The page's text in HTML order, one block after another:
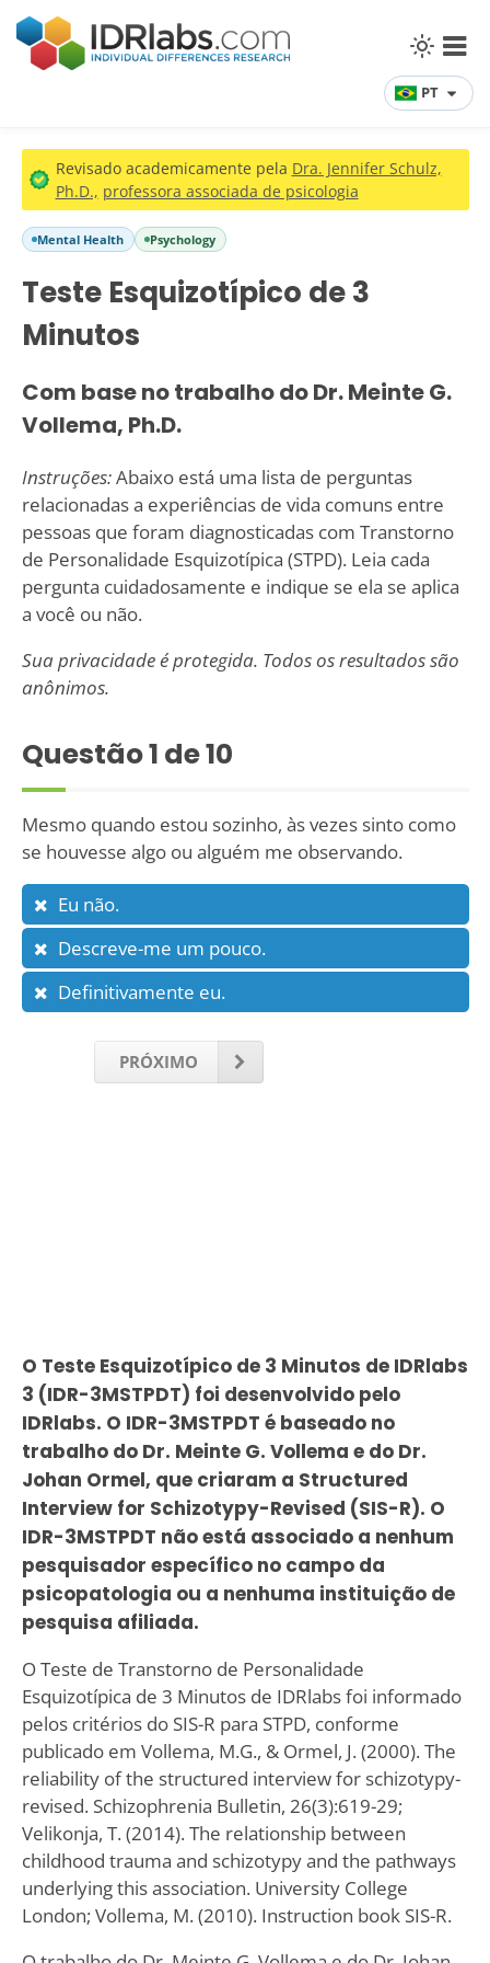
PT
Revisado academicamente pela Dra. Jennifer Schulz,
Ph.D., professora associada de psicologia
Mental Health Psychology
Teste Esquizotípico de 3
Minutos
Com base no trabalho do Dr. Meinte G.
Vollema, Ph.D.
Instruções:Abaixo está uma lista de perguntas
relacionadas a experiências de vida comuns entre
pessoas que foram diagnosticadas com Transtorno
de Personalidade Esquizotípica (STPD). Leia cada
pergunta cuidadosamente e indique se ela se aplica
a você ou não.
Sua privacidade é protegida. Todos os resultados são
anônimos.
Questão1 de 10
Mesmo quando estou sozinho, às vezes sinto como
se houvesse algo ou alguém me observando.
Eu não.
Descreve-me um pouco.
Definitivamente eu.
PRÓXIMO
O Teste Esquizotípico de 3 Minutos de IDRlabs
3 (IDR-3MSTPDT) foi desenvolvido pelo
IDRlabs. O IDR-3MSTPDT é baseado no
trabalho do Dr. Meinte G. Vollema e do Dr.
Johan Ormel, que criaram a Structured
Interview for Schizotypy-Revised (SIS-R). O
IDR-3MSTPDT não está associado a nenhum
pesquisador específico no campo da
psicopatologia ou a nenhuma instituição de
pesquisa afiliada.
O Teste de Transtorno de Personalidade
Esquizotípica de 3 Minutos de IDRlabs foi informado
pelos critérios do SIS-R para STPD, conforme
publicado em Vollema, M.G., & Ormel, J. (2000). The
reliability of the structured interview for schizotypy-
revised. Schizophrenia Bulletin, 26(3):619-29;
Velikonja, T. (2014). The relationship between
childhood trauma and schizotypy and the pathways
underlying this association. University College
London; Vollema, M. (2010). Instruction book SIS-R.